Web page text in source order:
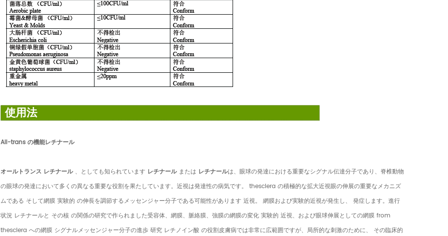
使用法
All-trans の機能レチナール
オールトランス レチナール、としても知られています レチナール または レチナールは、眼球の発達における重要なシグナル伝達分子であり、脊椎動物
の眼球の発達において多くの異なる重要な役割を果たしています。近視は発達性の病気です。 thesclera の積極的な拡大近視眼の伸展の重要なメカニズ
ムである そして網膜 実験的 の伸長を調節するメッセンジャー分子である可能性があります 近視。 網膜および実験的近視が発生し、 発症します。進行
状況 レチナールと その核 の関係の研究で作られました受容体、網膜、脈絡膜、強膜の網膜の変化 実験的 近視、および眼球伸展としての網膜 from
thesclera への網膜 シグナルメッセンジャー分子の進歩 研究 レチノイン酸 の役割皮膚病では非常に広範囲ですが、局所的な刺激のために、 その臨床的